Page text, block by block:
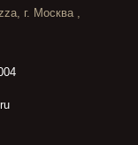
г. Москва ,